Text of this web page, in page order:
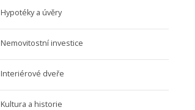
Hypotéky a úvěry
Nemovitostní investice
Interiérové dveře
Kultura a historie